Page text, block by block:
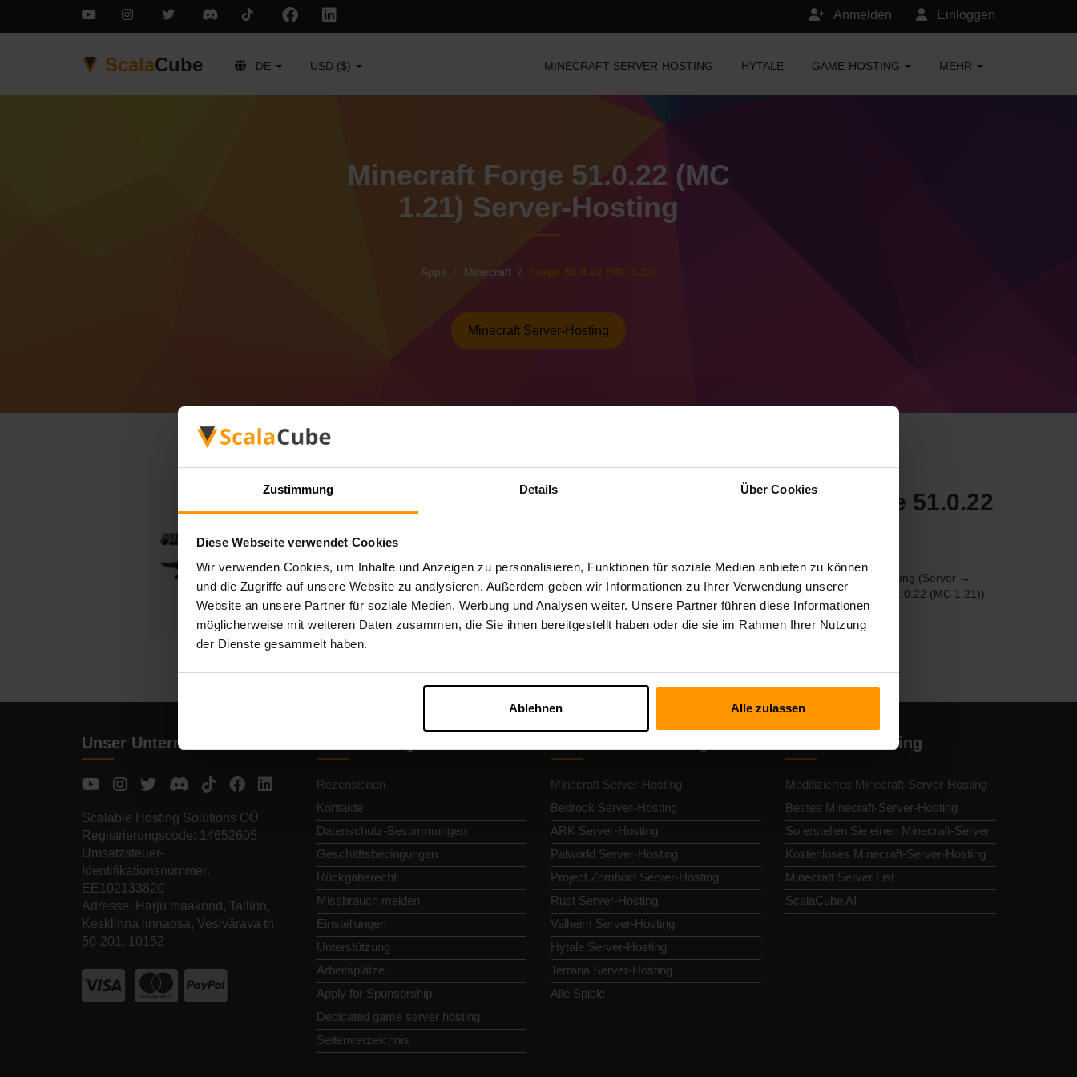
Zustimmung Details Über Cookies
Diese Webseite verwendet Cookies
Wir verwenden Cookies, um Inhalte und Anzeigen zu personalisieren, Funktionen für soziale Medien anbieten zu können
und die Zugriffe auf unsere Website zu analysieren. Außerdem geben wir Informationen zu Ihrer Verwendung unserer
Website an unsere Partner für soziale Medien, Werbung und Analysen weiter. Unsere Partner führen diese Informationen
möglicherweise mit weiteren Daten zusammen, die Sie ihnen bereitgestellt haben oder die sie im Rahmen Ihrer Nutzung
der Dienste gesammelt haben.
Ablehnen Alle zulassen
Einloggen
Anmelden
ScalaCube DE USD ($) MINECRAFT SERVER-HOSTING HYTALE GAME-HOSTING MEHR
Minecraft Forge 51.0.22 (MC
1.21) Server-Hosting
Apps Minecraft Forge 51.0.22 (MC 1.21)
Minecraft Server-Hosting
So erstellen Sie einen Minecraft Forge 51.0.22
Holen Sie sich den Minecraft-Server
von ScalaCube
Systemsteuerung (Server →
Wählen Sie Ihren Server → Spielserver → Spielserver hinzufügen → Forge 51.0.22 (MC 1.21))
Viel Spaß beim Spielen auf dem Server!
Unser Unternehmen
Scalable Hosting Solutions OÜ
Registrierungscode: 14652605
Umsatzsteuer-
Identifikationsnummer:
EE102133820
Adresse: Harju maakond, Tallinn,
Kesklinna linnaosa, Vesivärava tn
50-201, 10152
Rezensionen
Kontakte
Datenschutz-Bestimmungen
Geschäftsbedingungen
Rückgaberecht
Missbrauch melden
Einstellungen
Unterstützung
Arbeitsplätze
Apply for Sponsorship
Dedicated game server hosting
Seitenverzeichnis
Minecraft Server-Hosting
Bedrock Server-Hosting
ARK Server-Hosting
Palworld Server-Hosting
Project Zomboid Server-Hosting
Rust Server-Hosting
Valheim Server-Hosting
Hytale Server-Hosting
Terraria Server-Hosting
Alle Spiele
Minecraft-Hosting
Modifiziertes Minecraft-Server-Hosting
Bestes Minecraft-Server-Hosting
So erstellen Sie einen Minecraft-Server
Kostenloses Minecraft-Server-Hosting
Minecraft Server List
ScalaCube AI